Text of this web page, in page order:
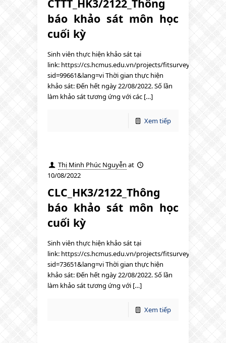
CTTT_HK3/2122_Thông
báo khảo sát môn học
cuối kỳ
Sinh viên thực hiện khảo sát tại
link: https://cs.hcmus.edu.vn/projects/fitsurvey/index.php?
sid=99661&lang=vi Thời gian thực hiện
khảo sát: Đến hết ngày 22/08/2022. Số lần
làm khảo sát tương ứng với các […]
Xem tiếp
Thị Minh Phúc Nguyễn at
10/08/2022
CLC_HK3/2122_Thông
báo khảo sát môn học
cuối kỳ
Sinh viên thực hiện khảo sát tại
link: https://cs.hcmus.edu.vn/projects/fitsurvey/index.php?
sid=73651&lang=vi Thời gian thực hiện
khảo sát: Đến hết ngày 22/08/2022. Số lần
làm khảo sát tương ứng với […]
Xem tiếp